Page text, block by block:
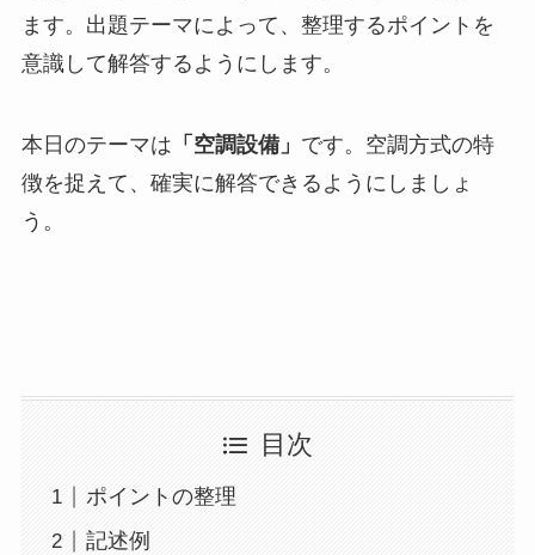
ます。出題テーマによって、整理するポイントを
意識して解答するようにします。
本日のテーマは 「空調設備」 です。空調方式の特
徴を捉えて、確実に解答できるようにしましょ
う。
目次
ポイントの整理
記述例